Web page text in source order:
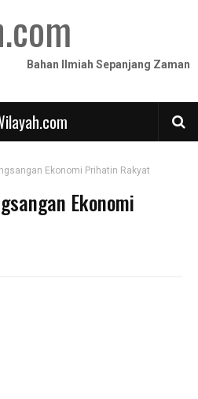
Bahan Ilmiah Sepanjang Zaman
Ekonomi Prihatin Rakyat
Ekonomi